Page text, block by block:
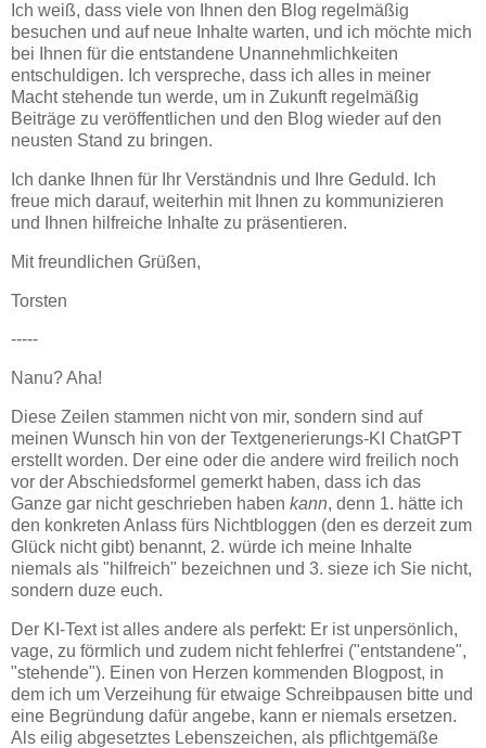
Ich weiß, dass viele von Ihnen den Blog regelmäßig
besuchen und auf neue Inhalte warten, und ich möchte mich
bei Ihnen für die entstandene Unannehmlichkeiten
entschuldigen. Ich verspreche, dass ich alles in meiner
Macht stehende tun werde, um in Zukunft regelmäßig
Beiträge zu veröffentlichen und den Blog wieder auf den
neusten Stand zu bringen.
Ich danke Ihnen für Ihr Verständnis und Ihre Geduld. Ich
freue mich darauf, weiterhin mit Ihnen zu kommunizieren
und Ihnen hilfreiche Inhalte zu präsentieren.
Mit freundlichen Grüßen,
Torsten
-----
Nanu? Aha!
Diese Zeilen stammen nicht von mir, sondern sind auf
meinen Wunsch hin von der Textgenerierungs-KI ChatGPT
erstellt worden. Der eine oder die andere wird freilich noch
vor der Abschiedsformel gemerkt haben, dass ich das
Ganze gar nicht geschrieben haben kann, denn 1. hätte ich
den konkreten Anlass fürs Nichtbloggen (den es derzeit zum
Glück nicht gibt) benannt, 2. würde ich meine Inhalte
niemals als "hilfreich" bezeichnen und 3. sieze ich Sie nicht,
sondern duze euch.
Der KI-Text ist alles andere als perfekt: Er ist unpersönlich,
vage, zu förmlich und zudem nicht fehlerfrei ("entstandene",
"stehende"). Einen von Herzen kommenden Blogpost, in
dem ich um Verzeihung für etwaige Schreibpausen bitte und
eine Begründung dafür angebe, kann er niemals ersetzen.
Als eilig abgesetztes Lebenszeichen, als pflichtgemäße